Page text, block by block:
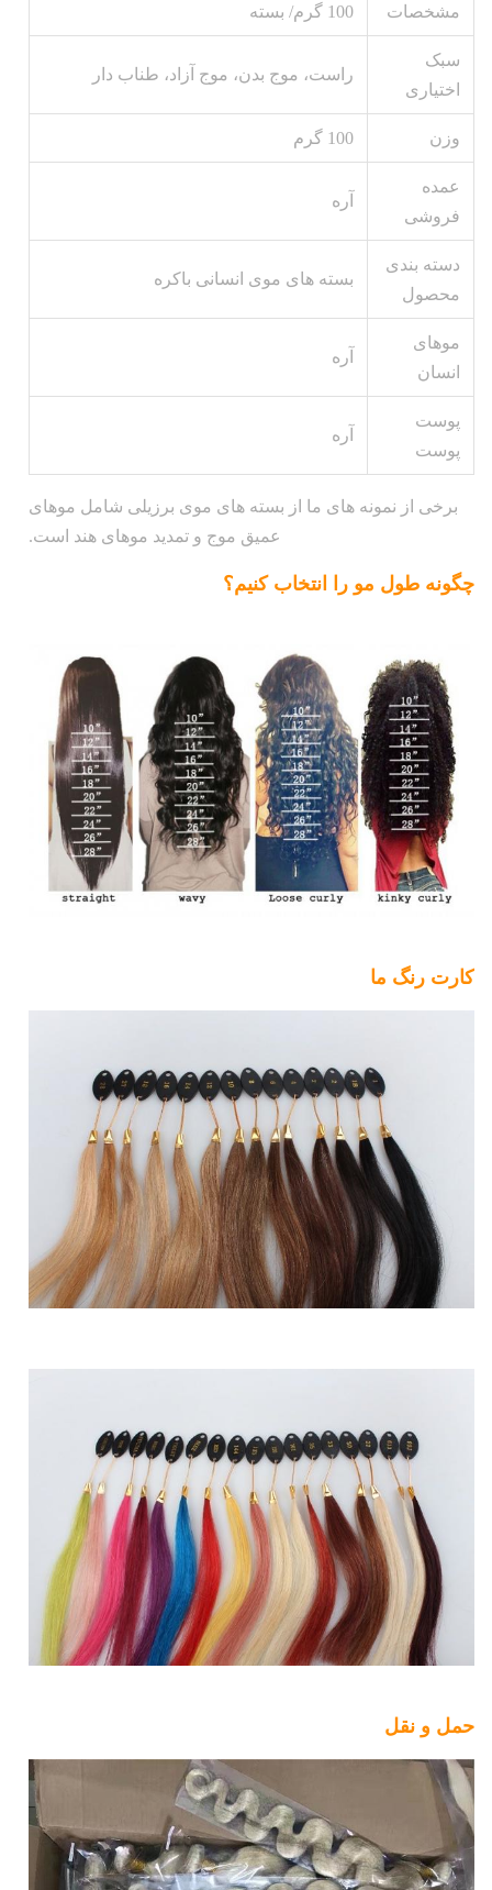
مشخصات 100 گرم/ بسته
سبک
اختیاری
راست، موج بدن، موج آزاد، طناب دار
وزن 100 گرم
عمده
فروشی
آره
دسته بندی
محصول
بسته های موی انسانی باکره
موهای
انسان
آره
پوست
پوست
آره
برخی از نمونه های ما از بسته های موی برزیلی شامل موهای
عمیق موج و تمدید موهای هند است.
چگونه طول مو را انتخاب کنیم؟
کارت رنگ ما
حمل و نقل